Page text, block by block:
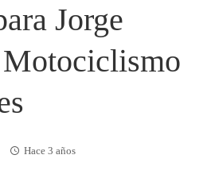
Jorge
Hace 3 años